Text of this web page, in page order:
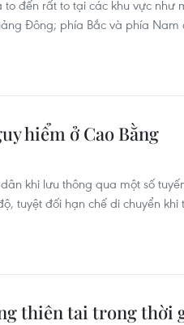
đến rất to tại các khu vực như
Đông; phía Bắc và phía
hiểm ở Cao Bằng
khi lưu thông qua một số
tuyệt đối hạn chế di chuyển khi
thiên tai trong thời